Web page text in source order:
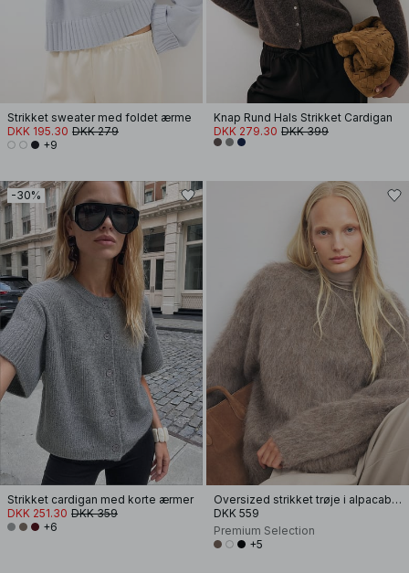
Strikket sweater med foldet ærme
DKK 195.30 DKK 279
+9
Knap Rund Hals Strikket Cardigan
DKK 279.30 DKK 399
-30%
Strikket cardigan med korte ærmer
DKK 251.30 DKK 359
+6
Oversized strikket trøje i alpacablanding
DKK 559
Premium Selection
+5